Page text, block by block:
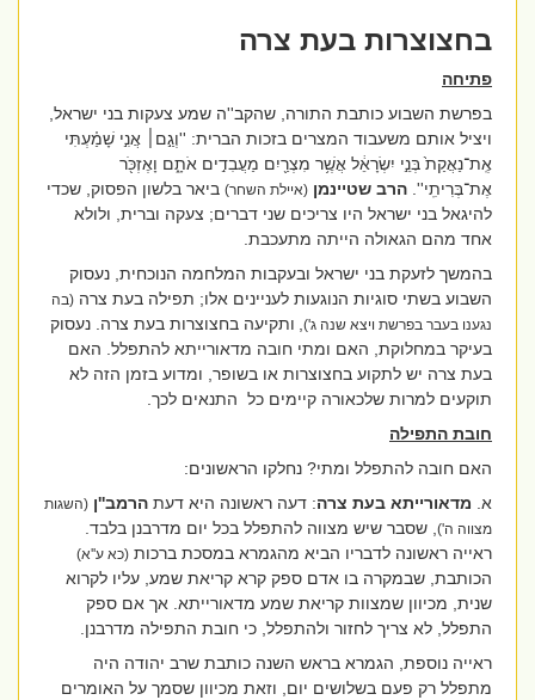
בחצוצרות בעת צרה
פתיחה
בפרשת השבוע כותבת התורה, שהקב''ה שמע צעקות בני ישראל,
ויציל אותם משעבוד המצרים בזכות הברית: ''וְגַ֣ם׀ אֲנִ֣י שָׁמַ֗עְתִּי
אֶֽת־נַאֲקַת֙ בְּנֵ֣י יִשְׂרָאֵ֔ל אֲשֶׁ֥ר מִצְרַ֖יִם מַעֲבִדִ֣ים אֹתָ֑ם וָאֶזְכֹּ֖ר
אֶת־בְּרִיתִֽי''.הרב שטיינמן (איילת השחר)ביאר בלשון הפסוק, שכדי
להיגאל בני ישראל היו צריכים שני דברים; צעקה וברית, ולולא
אחד מהם הגאולה הייתה מתעכבת.
בהמשך לזעקת בני ישראל ובעקבות המלחמה הנוכחית, נעסוק
השבוע בשתי סוגיות הנוגעות לעניינים אלו; תפילה בעת צרה(בה
נגענו בעבר בפרשת ויצא שנה ג') ותקיעה בחצוצרות בעת צרה. נעסוק
בעיקר במחלוקת, האם ומתי חובה מדאורייתא להתפלל. האם
בעת צרה יש לתקוע בחצוצרות או בשופר, ומדוע בזמן הזה לא
תוקעים למרות שלכאורה קיימים כל התנאים לכך.
חובת התפילה
האם חובה להתפלל ומתי? נחלקו הראשונים:
מדאורייתא בעת צרה: דעה ראשונה היא דעתהרמב''ן (השגות
מצווה ה') , שסבר שיש מצווה להתפלל בכל יום מדרבנן בלבד.
ראייה ראשונה לדבריו הביא מהגמרא במסכת ברכות(כא ע''א)
הכותבת, שבמקרה בו אדם ספק קרא קריאת שמע, עליו לקרוא
שנית, מכיוון שמצוות קריאת שמע מדאורייתא. אך אם ספק
התפלל, לא צריך לחזור ולהתפלל, כי חובת התפילה מדרבנן.
ראייה נוספת, הגמרא בראש השנה כותבת שרב יהודה היה
מתפלל רק פעם בשלושים יום, וזאת מכיוון שסמך על האומרים